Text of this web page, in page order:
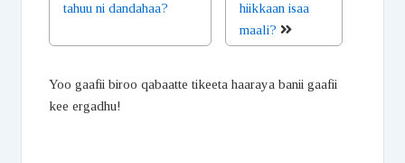
tahuu ni dandahaa?
hiikkaan isaa
maali?
Yoo gaafii biroo qabaatte tikeeta haaraya banii gaafii
kee ergadhu!